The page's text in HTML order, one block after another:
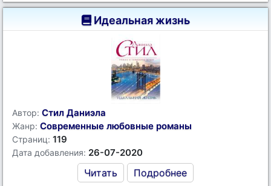
Идеальная жизнь
Автор: Стил Даниэла
Жанр: Современные любовные романы
Страниц: 119
Дата добавления: 26-07-2020
Читать Подробнее